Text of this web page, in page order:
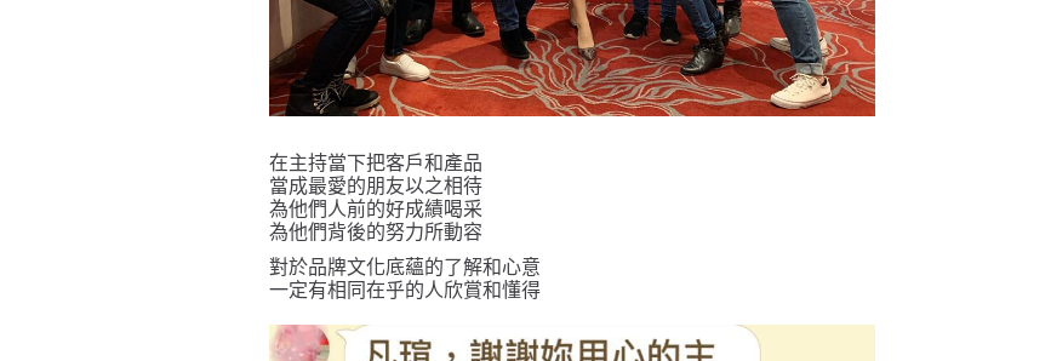
在主持當下把客戶和產品
當成最愛的朋友以之相待
為他們人前的好成績喝采
為他們背後的努力所動容
對於品牌文化底蘊的了解和心意
一定有相同在乎的人欣賞和懂得